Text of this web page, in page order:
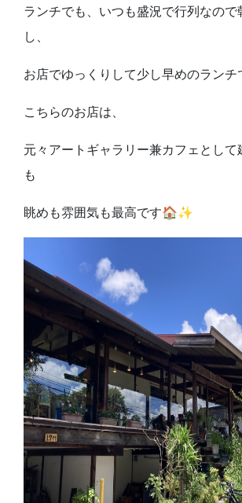
ランチでも、いつも盛況で行列なので
し、
お店でゆっくりして少し早めのランチ
こちらのお店は、
元々アートギャラリー兼カフェとして
も
眺めも雰囲気も最高です🏠✨